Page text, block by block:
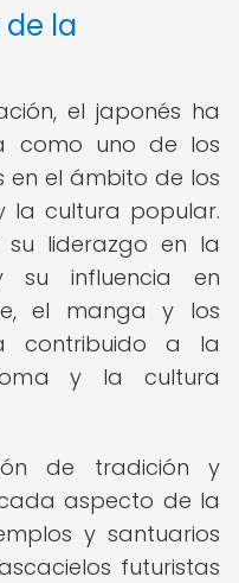
de la
el japonés ha
como uno de los
en el ámbito de los
la cultura popular.
liderazgo en la
su influencia en
el manga y los
contribuido a la
y la cultura
de tradición y
aspecto de la
y santuarios
futuristas